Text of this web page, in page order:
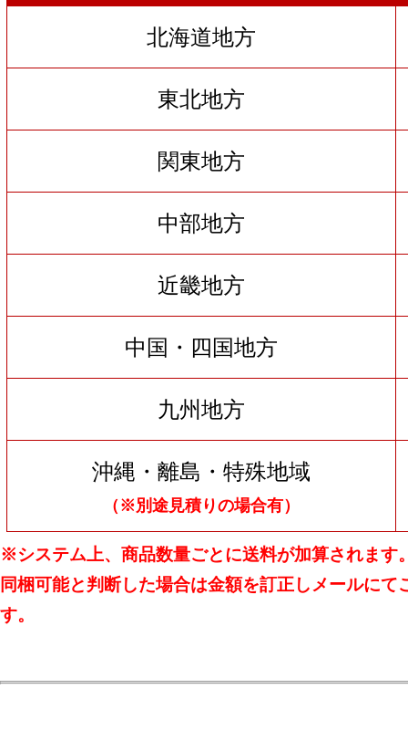
北海道地方
東北地方
関東地方
中部地方
近畿地方
中国・四国地方
九州地方
沖縄・離島・特殊地域
（※別途見積りの場合有）
※システム上、商品数量ごとに送料が加算されます
同梱可能と判断した場合は金額を訂正しメールにて
す。